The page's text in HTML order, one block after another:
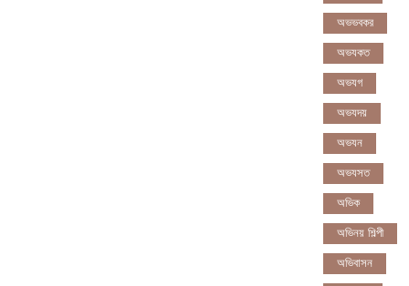
অভভবকর
অভযকত
অভযগ
অভযদয়
অভযন
অভযসত
অভিক
অভিনয় শিল্পী
অভিবাসন